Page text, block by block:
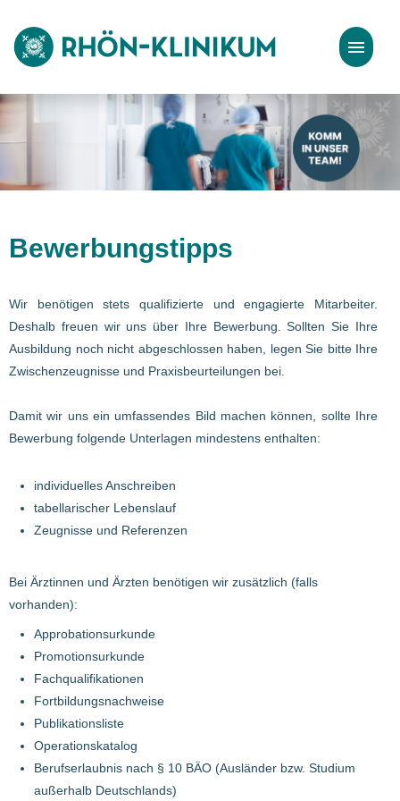
Stellenangebote
Bewerbungstipps
Bewerbungstipps
Wir benötigen stets qualifizierte und engagierte Mitarbeiter.
Deshalb freuen wir uns über Ihre Bewerbung. Sollten Sie Ihre
Ausbildung noch nicht abgeschlossen haben, legen Sie bitte Ihre
Zwischenzeugnisse und Praxisbeurteilungen bei.
Damit wir uns ein umfassendes Bild machen können, sollte Ihre
Bewerbung folgende Unterlagen mindestens enthalten:
individuelles Anschreiben
tabellarischer Lebenslauf
Zeugnisse und Referenzen
Bei Ärztinnen und Ärzten benötigen wir zusätzlich (falls
vorhanden):
Approbationsurkunde
Promotionsurkunde
Fachqualifikationen
Fortbildungsnachweise
Publikationsliste
Operationskatalog
Berufserlaubnis nach § 10 BÄO (Ausländer bzw. Studium
außerhalb Deutschlands)